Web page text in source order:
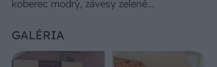
koberec modrý, závesy zelené...
GALÉRIA